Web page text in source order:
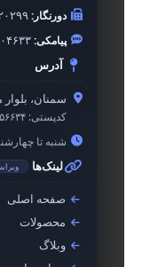
دورنگار:۰۲۳-
پیامکی:
آدرس
سمنان،
کدپستی:
شنبه تا چهارشنبه ۸
لینک‌ها
صفحه اصلی
محصولات
وبلاگ